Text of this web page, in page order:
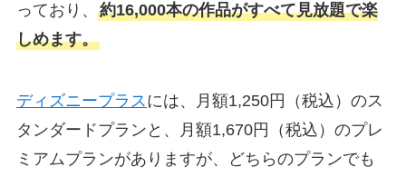
っており、 約16,000本の作品がすべて見放題で楽
しめます。
ディズニープラス には、月額1,250円（税込）のス
タンダードプランと、月額1,670円（税込）のプレ
ミアムプランがありますが、どちらのプランでも